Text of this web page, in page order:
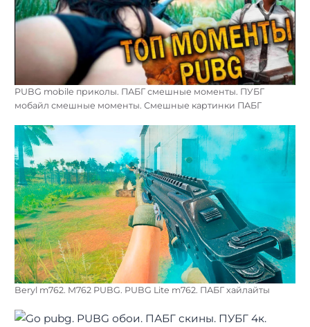
PUBG mobile приколы. ПАБГ смешные моменты. ПУБГ
мобайл смешные моменты. Смешные картинки ПАБГ
Beryl m762. M762 PUBG. PUBG Lite m762. ПАБГ хайлайты